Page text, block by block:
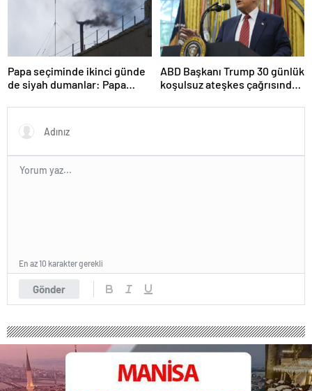
Papa seçiminde ikinci günde
de siyah dumanlar: Papa
ABD Başkanı Trump 30 günlük
koşulsuz ateşkes çağrısında
Gönder
En az 10 karakter gerekli